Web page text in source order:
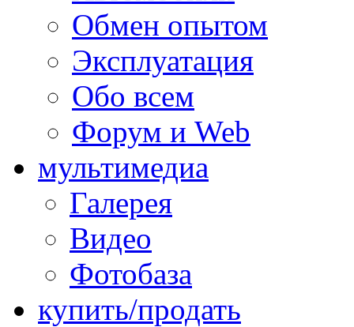
Обмен опытом
Эксплуатация
Обо всем
Форум и Web
мультимедиа
Галерея
Видео
Фотобаза
купить/продать